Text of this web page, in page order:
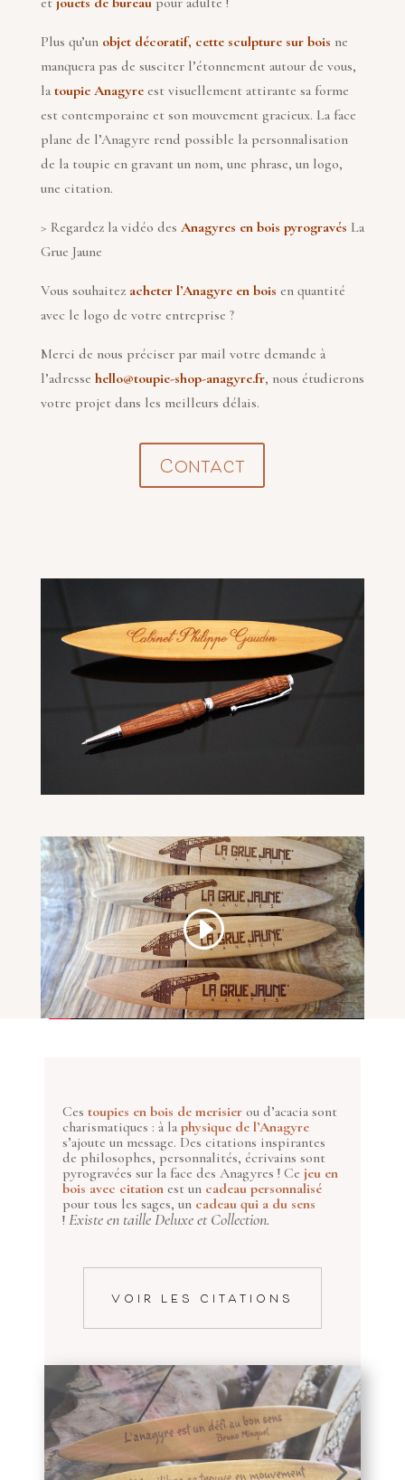
Plus qu’un objet décoratif, cette sculpture sur bois ne
manquera pas de susciter l’étonnement autour de vous,
la toupie Anagyre est visuellement attirante sa forme
est contemporaine et son mouvement gracieux. La face
plane de l’Anagyre rend possible la personnalisation
de la toupie en gravant un nom, une phrase, un logo,
une citation.
> Regardez la vidéo des Anagyres en bois pyrogravés La
Grue Jaune
Vous souhaitez acheter l’Anagyre en bois en quantité
avec le logo de votre entreprise ?
Merci de nous préciser par mail votre demande à
l’adresse hello@toupie-shop-anagyre.fr, nous étudierons
votre projet dans les meilleurs délais.
Contact
Cestoupies en bois de merisierou d’acacia sont
charismatiques : à laphysique de l’Anagyre
s’ajoute un message. Des citations inspirantes
de philosophes, personnalités, écrivains sont
pyrogravées sur la face des Anagyres ! Cejeu en
bois avec citationest un cadeau personnalisé
pour tous les sages, un cadeau qui a du sens
!Existe en taille Deluxe et Collection.
VOIR LES CITATIONS